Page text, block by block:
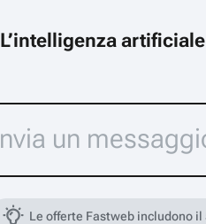
L’intelligenza
Le offerte Fastweb includono